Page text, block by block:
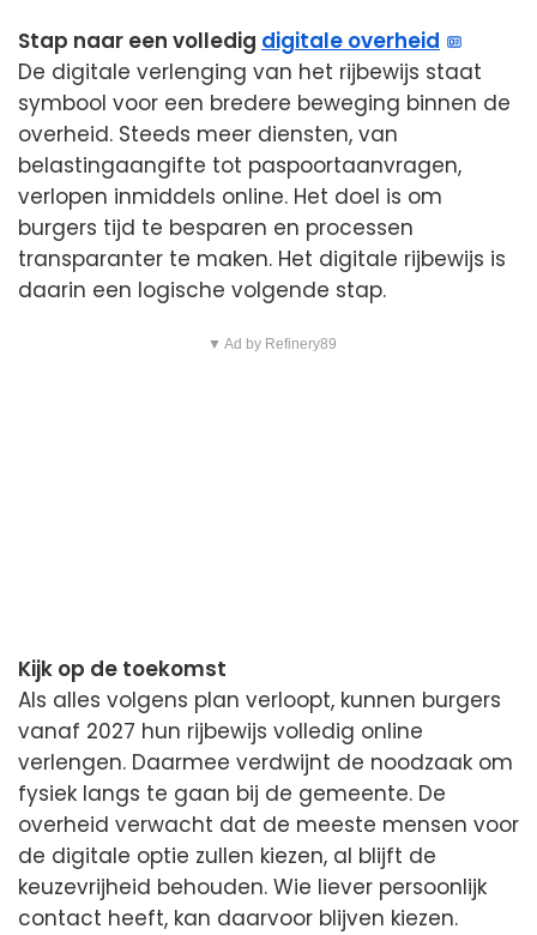
Stap naar een volledig digitale overheid
De digitale verlenging van het rijbewijs staat
symbool voor een bredere beweging binnen de
overheid. Steeds meer diensten, van
belastingaangifte tot paspoortaanvragen,
verlopen inmiddels online. Het doel is om
burgers tijd te besparen en processen
transparanter te maken. Het digitale rijbewijs is
daarin een logische volgende stap.
▼ Ad by Refinery89
Kijk op de toekomst
Als alles volgens plan verloopt, kunnen burgers
vanaf 2027 hun rijbewijs volledig online
verlengen. Daarmee verdwijnt de noodzaak om
fysiek langs te gaan bij de gemeente. De
overheid verwacht dat de meeste mensen voor
de digitale optie zullen kiezen, al blijft de
keuzevrijheid behouden. Wie liever persoonlijk
contact heeft, kan daarvoor blijven kiezen.